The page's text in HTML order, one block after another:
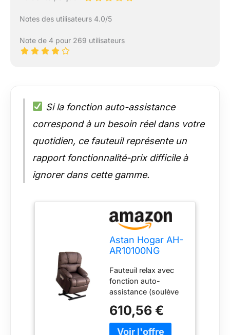
Notes des utilisateurs 4.0/5
Note de 4 pour 269 utilisateurs
Si la fonction auto-assistance
correspond à un besoin réel dans votre
quotidien, ce fauteuil représente un
rapport fonctionnalité-prix difficile à
ignorer dans cette gamme.
Astan Hogar AH-
AR10100NG
avec Fonction
Auto-Assistance,
Cuir, Chocolat,
Talla Única
Fauteuil relax avec
fonction auto-
assistance (soulève
système d'inclinaison
électrique
610,56 €